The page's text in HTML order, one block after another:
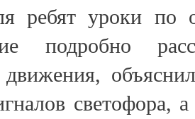
ребят уроки по
подробно
движения,
светофора,